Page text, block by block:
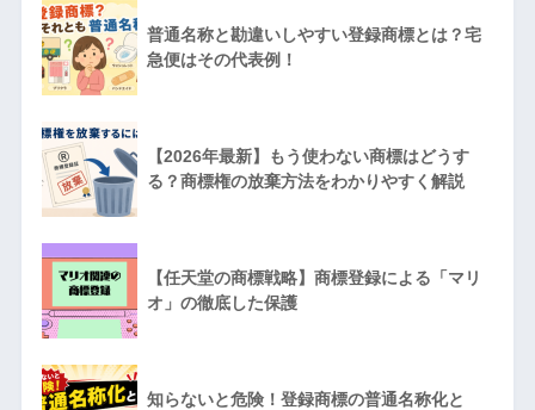
普通名称と勘違いしやすい登録商標とは？宅
急便はその代表例！
【2026年最新】もう使わない商標はどうす
る？商標権の放棄方法をわかりやすく解説
【任天堂の商標戦略】商標登録による「マリ
オ」の徹底した保護
知らないと危険！登録商標の普通名称化と